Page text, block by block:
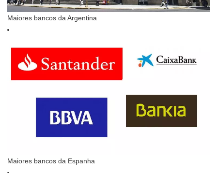
Maiores bancos da Argentina
Maiores bancos da Espanha